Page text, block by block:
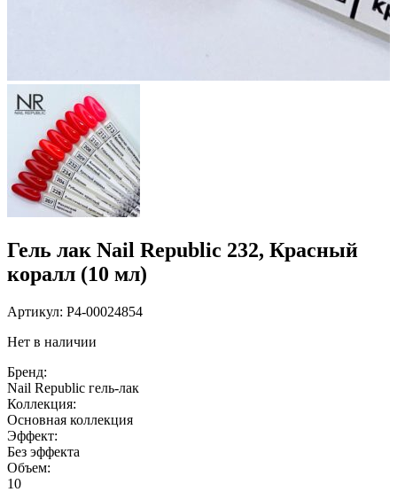
Гель лак Nail Republic 232, Красный
коралл (10 мл)
Артикул: P4-00024854
Нет в наличии
Бренд:
Nail Republic гель-лак
Коллекция:
Основная коллекция
Эффект:
Без эффекта
Объем:
10